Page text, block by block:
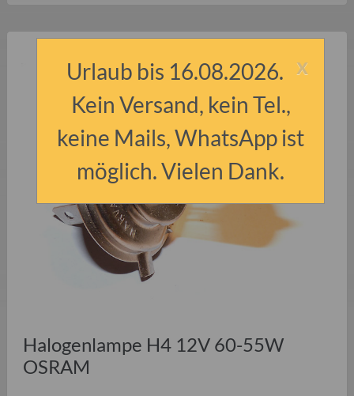
Halogenlampe H4 12V 60-55W
OSRAM
x
Urlaub bis 16.08.2026.
Kein Versand, kein Tel.,
keine Mails, WhatsApp ist
möglich. Vielen Dank.